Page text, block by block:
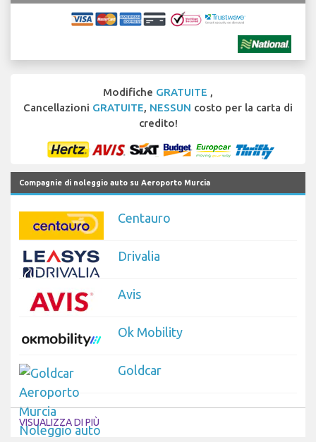
Modifiche GRATUITE ,
Cancellazioni GRATUITE, NESSUN costo per la carta di
credito!
Compagnie di noleggio auto su Aeroporto Murcia
Centauro
Drivalia
Avis
Ok Mobility
Goldcar
VISUALIZZA DI PIÙ